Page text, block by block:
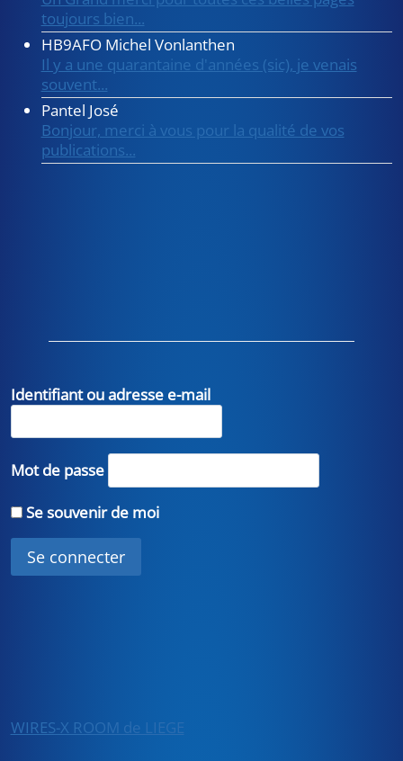
toujours bien...
HB9AFO Michel Vonlanthen
Il y a une quarantaine d'années (sic), je venais
souvent...
Pantel José
Bonjour, merci à vous pour la qualité de vos
publications...
Identifiant ou adresse e-mail
Mot de passe
Se souvenir de moi
WIRES-X ROOM de LIEGE